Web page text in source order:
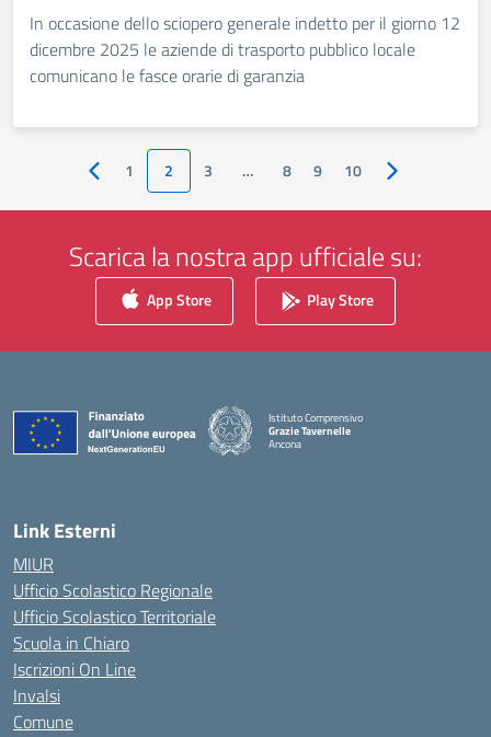
In occasione dello sciopero generale indetto per il giorno 12
dicembre 2025 le aziende di trasporto pubblico locale
comunicano le fasce orarie di garanzia
Pagina precedente
1 2 3 … 8 9 10 Pagina
Scarica la nostra app ufficiale su:
App Store Play Store
Istituto Comprensivo
Grazie Tavernelle
Ancona
Link Esterni
MIUR
Ufficio Scolastico Regionale
Ufficio Scolastico Territoriale
Scuola in Chiaro
Iscrizioni On Line
Invalsi
Comune